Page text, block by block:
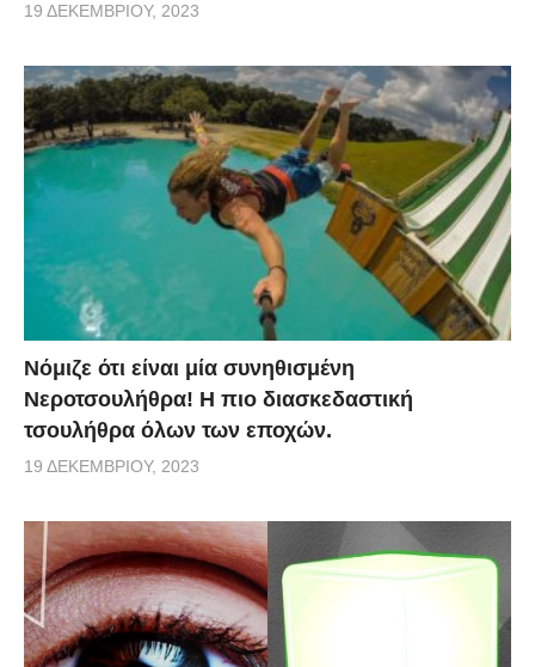
19 ΔΕΚΕΜΒΡΊΟΥ, 2023
Νόμιζε ότι είναι μία συνηθισμένη
Νεροτσουλήθρα! Η πιο διασκεδαστική
τσουλήθρα όλων των εποχών.
19 ΔΕΚΕΜΒΡΊΟΥ, 2023